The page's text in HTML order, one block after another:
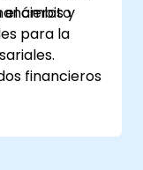
el ámbitoy
para la
financieros
de efectivo.
para